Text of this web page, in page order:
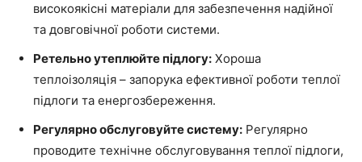
високоякісні матеріали для забезпечення надійної
та довговічної роботи системи.
Ретельно утеплюйте підлогу: Хороша
теплоізоляція – запорука ефективної роботи теплої
підлоги та енергозбереження.
Регулярно обслуговуйте систему: Регулярно
проводите технічне обслуговування теплої підлоги,